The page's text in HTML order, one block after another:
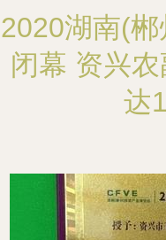
2020湖南(
闭幕 资兴
达